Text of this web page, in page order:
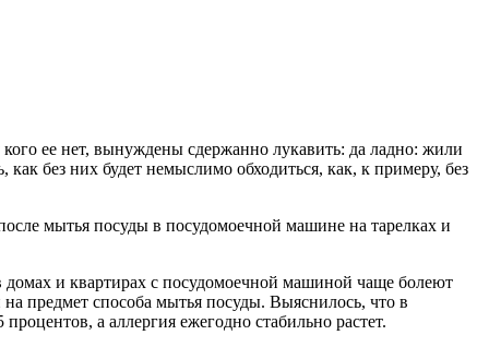
ее нет, вынуждены сдержанно лукавить: да ладно: жили
без них будет немыслимо обходиться, как, к примеру, без
мытья посуды в посудомоечной машине на тарелках и
и квартирах с посудомоечной машиной чаще болеют
предмет способа мытья посуды. Выяснилось, что в
а аллергия ежегодно стабильно растет.